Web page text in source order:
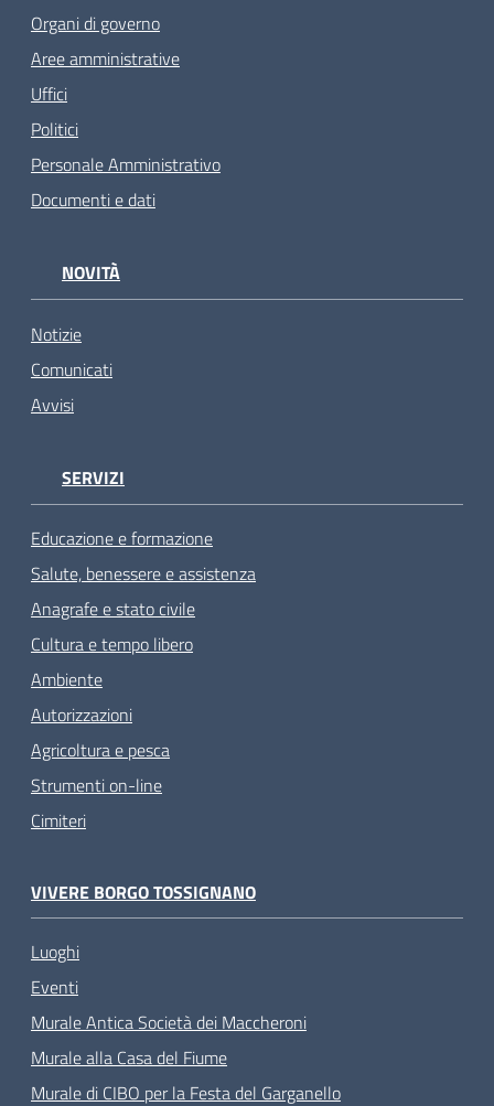
Organi di governo
Aree amministrative
Uffici
Politici
Personale Amministrativo
Documenti e dati
NOVITÀ
Notizie
Comunicati
Avvisi
SERVIZI
Educazione e formazione
Salute, benessere e assistenza
Anagrafe e stato civile
Cultura e tempo libero
Ambiente
Autorizzazioni
Agricoltura e pesca
Strumenti on-line
Cimiteri
VIVERE BORGO TOSSIGNANO
Luoghi
Eventi
Murale Antica Società dei Maccheroni
Murale alla Casa del Fiume
Murale di CIBO per la Festa del Garganello